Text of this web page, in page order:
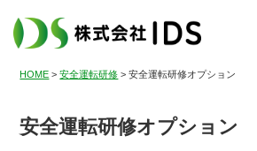
HOME >安全運転研修 >安全運転研修オプション
安全運転研修オプション